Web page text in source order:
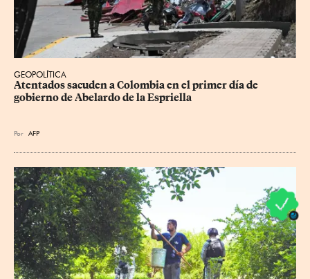
GEOPOLÍTICA
Atentados sacuden a Colombia en el primer día de
gobierno de Abelardo de la Espriella
Por AFP